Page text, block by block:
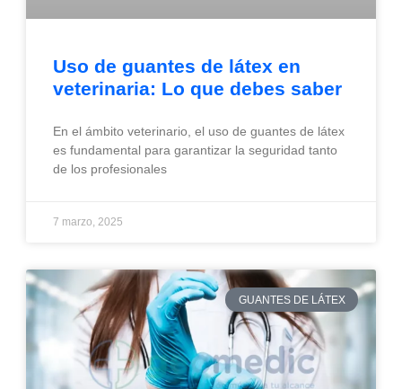
Uso de guantes de látex en
veterinaria: Lo que debes saber
En el ámbito veterinario, el uso de guantes de látex
es fundamental para garantizar la seguridad tanto
de los profesionales
7 marzo, 2025
GUANTES DE LÁTEX